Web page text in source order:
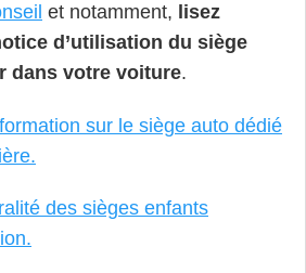
et notamment, lisez
d’utilisation du siège
dans votre voiture.
sur le siège auto dédié
des sièges enfants